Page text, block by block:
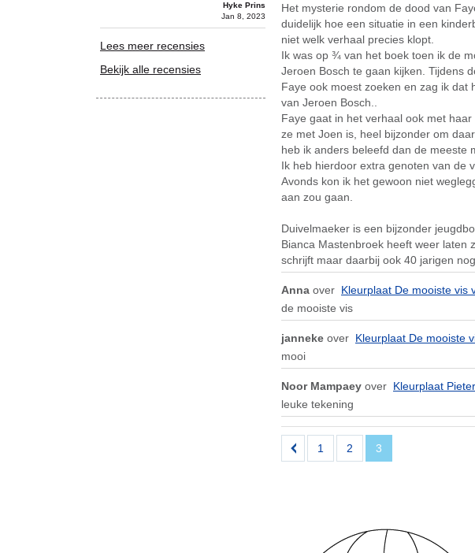
Het mysterie rondom de dood van
duidelijk hoe een situatie in een
niet welk verhaal precies klopt.
Ik was op ¾ van het boek toen ik de
Jeroen Bosch te gaan kijken. Tijdens
Faye ook moest zoeken en zag ik dat
van Jeroen Bosch..
Faye gaat in het verhaal ook met
ze met Joen is, heel bijzonder om
heb ik anders beleefd dan de meeste
Ik heb hierdoor extra genoten van de
Avonds kon ik het gewoon niet
aan zou gaan.
Duivelmaeker is een bijzonder
Bianca Mastenbroek heeft weer laten
schrijft maar daarbij ook 40 jarigen
Anna over Kleurplaat De mooiste vis
de mooiste vis
janneke over Kleurplaat De mooiste
mooi
Noor Mampaey over Kleurplaat
leuke tekening
1 2 3
Hyke Prins
Jan 8, 2023
Lees meer recensies
Bekijk alle recensies